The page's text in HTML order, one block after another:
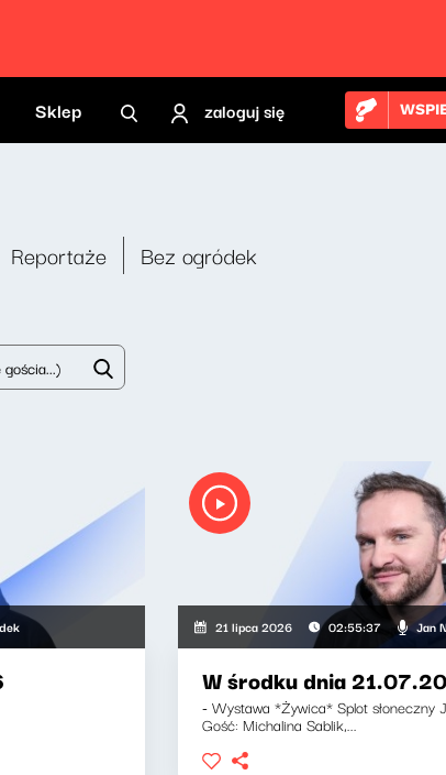
Sklep zaloguj się
Reportaże Bez ogródek
21 lipca 2026 02:55:37 Jan
W środku dnia
- Wystawa *Żywica* Splot słoneczny
Gość: Michalina Sablik,...